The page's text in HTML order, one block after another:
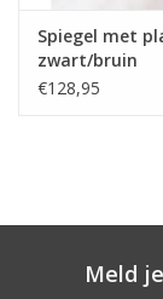
Merken
Spiegel met
zwart/bruin
€128,95
Meld